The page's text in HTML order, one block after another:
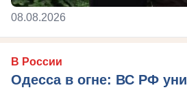
08.08.2026
В России
Одесса в огне: ВС РФ